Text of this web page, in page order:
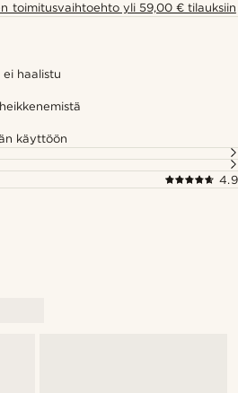
toimitusvaihtoehto yli 59,00 € tilauksiin
haalistu
käyttöön
4.9